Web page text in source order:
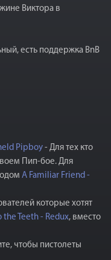
Виктора в
есть поддержка BnB
Pipboy - Для тех кто
Пип-бое. Для
A Familiar Friend -
которые хотят
the Teeth - Redux, вместо
чтобы пистолеты